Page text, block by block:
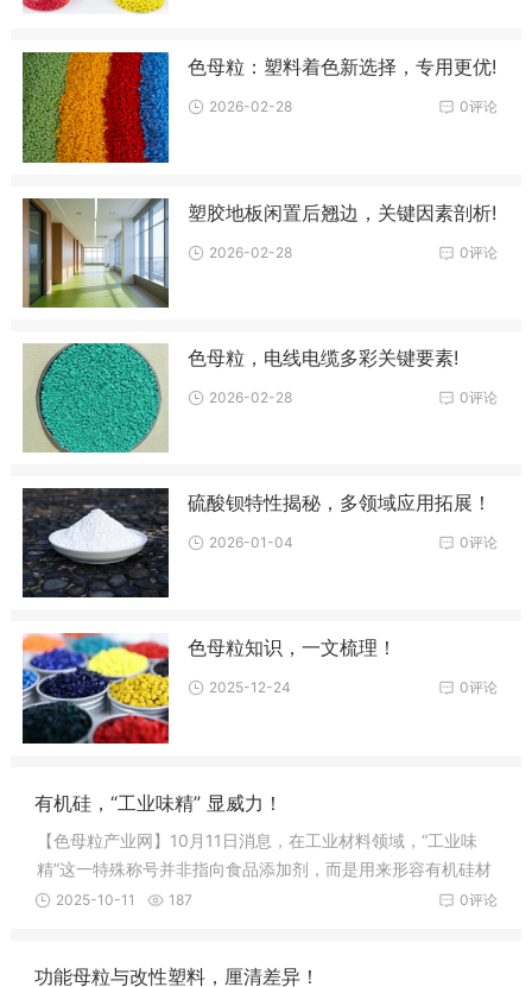
色母粒：塑料着色新选择，专用更优!
0评论
2026-02-28
塑胶地板闲置后翘边，关键因素剖析!
0评论
2026-02-28
色母粒，电线电缆多彩关键要素!
0评论
2026-02-28
硫酸钡特性揭秘，多领域应用拓展！
0评论
2026-01-04
色母粒知识，一文梳理！
0评论
2025-12-24
有机硅，“工业味精” 显威力！
【色母粒产业网】10月11日消息，在工业材料领域，“工业味
精”这一特殊称号并非指向食品添加剂，而是用来形容有机硅材
料。如同烹饪时少量味精便能提升菜肴鲜味，有机硅在各类材
0评论
2025-10-11 187
功能母粒与改性塑料，厘清差异！